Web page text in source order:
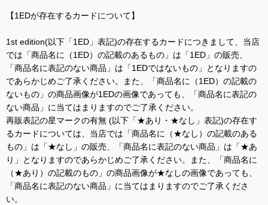
【1EDが存在するカードについて】
1st edition(以下「1ED」表記)の存在するカードにつきまして、当店
では「商品名に（1ED）の記載のあるもの」は「1ED」の販売、
「商品名に表記のない商品」は「1EDではないもの」となりますの
であらかじめご了承ください。また、「商品名に（1ED）の記載の
ないもの」の商品画像が1EDの画像であっても、「商品名に表記の
ない商品」に当てはまりますのでご了承ください。
再販表記の星マークの有無 (以下「★あり・★なし」表記)の存在す
るカードについては、当店では「商品名に（★なし）の記載のある
もの」は「★なし」の販売、「商品名に表記のない商品」は「★あ
り」となりますのであらかじめご了承ください。また、「商品名に
（★あり）の記載のもの」の商品画像が★なしの画像であっても、
「商品名に表記のない商品」に当てはまりますのでご了承くださ
い。